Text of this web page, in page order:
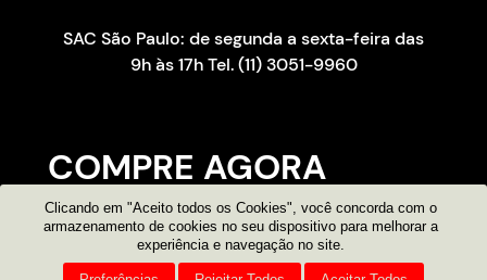
COMPRE AGORA
Consultor on-line
Atendimento por e-mail
SAC São Paulo: de segunda a sexta-feira das
9h às 17h Tel. (11) 3051-9960
Clicando em "Aceito todos os Cookies", você concorda com o
armazenamento de cookies no seu dispositivo para melhorar a
experiência e navegação no site.